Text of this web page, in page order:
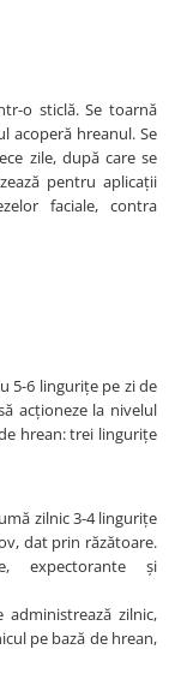
o sticlă. Se toarnă
acoperă hreanul. Se
zile, după care se
pentru aplicaţii
faciale, contra
5-6 linguriţe pe zi de
acţioneze la nivelul
hrean: trei linguriţe
zilnic 3-4 linguriţe
dat prin răzătoare.
expectorante şi
administrează zilnic,
pe bază de hrean,